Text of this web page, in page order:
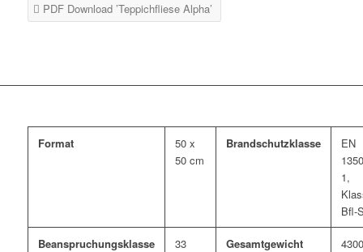
PDF Download ’Teppichfliese Alpha’
Format
50 x
50 cm
Brandschutzklasse
EN
1,
Bfl-
Beanspruchungsklasse 33 Gesamtgewicht
4300